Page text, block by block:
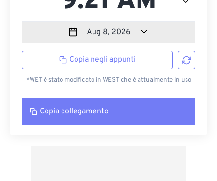
Copia negli appunti
*WET è stato modificato in WEST che è attualmente in uso
Copia collegamento